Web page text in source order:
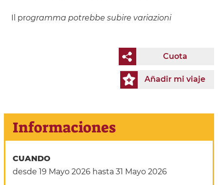
Il programma potrebbe subire variazioni
Cuota
Añadir mi viaje
Informaciones
CUANDO
desde 19 Mayo 2026hasta 31 Mayo 2026